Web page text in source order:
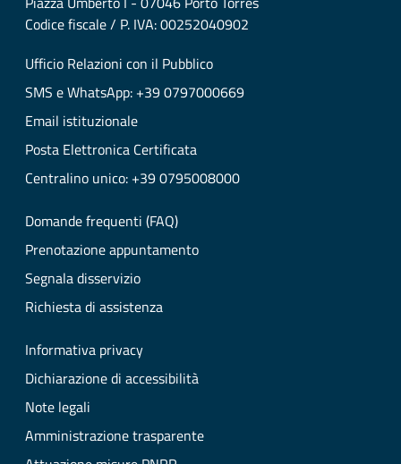
Codice fiscale / P. IVA: 00252040902
Ufficio Relazioni con il Pubblico
SMS e WhatsApp: +39 0797000669
Email istituzionale
Posta Elettronica Certificata
Centralino unico: +39 0795008000
Domande frequenti (FAQ)
Prenotazione appuntamento
Segnala disservizio
Richiesta di assistenza
Informativa privacy
Dichiarazione di accessibilità
Note legali
Amministrazione trasparente